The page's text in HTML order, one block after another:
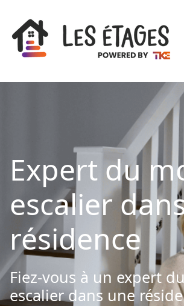
Expert du
escalier
résidence
Fiez-vous à un expert
escalier dans une